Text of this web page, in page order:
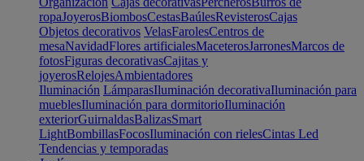
ropaJoyerosBiombosCestasBaúlesRevisterosCajas
Objetos decorativos VelasFarolesCentros de
mesaNavidadFlores artificialesMaceterosJarronesMarcos de
fotosFiguras decorativasCajitas y
joyerosRelojesAmbientadores
Iluminación LámparasIluminación decorativaIluminación para
mueblesIluminación para dormitorioIluminación
exteriorGuirnaldasBalizasSmart
LightBombillasFocosIluminación con rielesCintas Led
Tendencias y temporadas